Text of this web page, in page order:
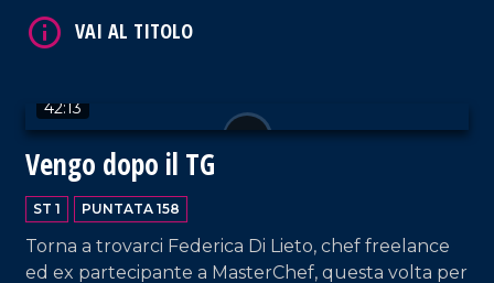
Garritano ci dà utili informazioni sulla pratica delle
42:13
Vengo dopo il TG
ST 1 PUNTATA 158
Torna a trovarci Federica Di Lieto, chef freelance
ed ex partecipante a MasterChef, questa volta per